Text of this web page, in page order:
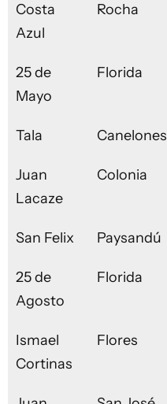
Costa
Azul
Rocha
25 de
Mayo
Florida
Tala Canelones
Juan
Lacaze
Colonia
San Felix Paysandú
25 de
Agosto
Florida
Ismael
Cortinas
Flores